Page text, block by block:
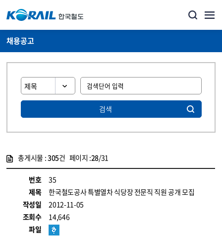
채용공고
검색
총게시물 :305건 페이지 :28/31
번호
35
제목
한국철도공사 특별열차 식당장 전문직 직원 공개 모집
작성일
2012-11-05
조회수
14,646
파일